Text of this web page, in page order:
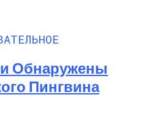
Обнаружены
Пингвина